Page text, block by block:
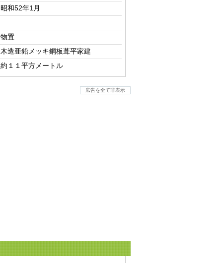
昭和52年1月
物置
木造亜鉛メッキ鋼板葺平家建
約１１平方メートル
広告を全て非表示